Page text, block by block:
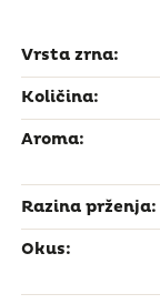
Vrsta zrna:
Količina:
Aroma:
Razina prženja:
Okus: